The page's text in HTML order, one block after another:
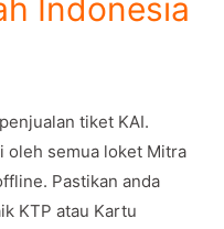
Indonesia
tiket KAI.
oleh semua loket Mitra
Pastikan anda
KTP atau Kartu